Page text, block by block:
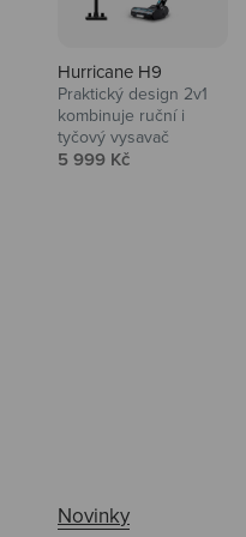
Hurricane H9
Praktický design 2v1
kombinuje ruční i
tyčový vysavač
Prodejní cena
5 999 Kč